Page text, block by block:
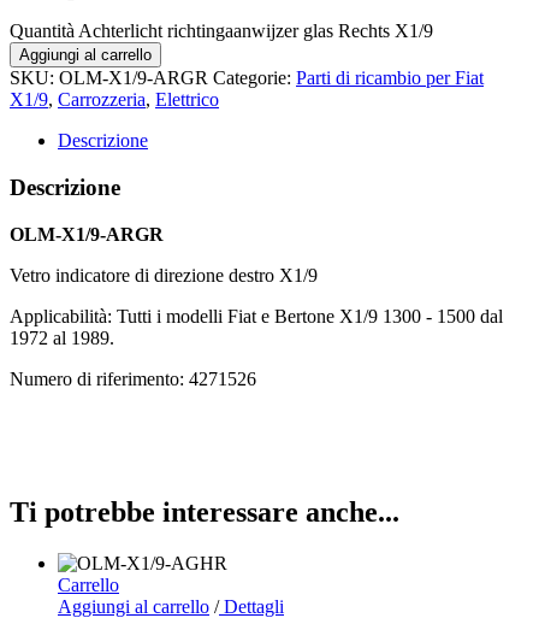
Quantità Achterlicht richtingaanwijzer glas Rechts X1/9
Aggiungi al carrello
SKU: OLM-X1/9-ARGR Categorie: Parti di ricambio per Fiat
X1/9, Carrozzeria, Elettrico
Descrizione
Descrizione
OLM-X1/9-ARGR
Vetro indicatore di direzione destro X1/9
Applicabilità: Tutti i modelli Fiat e Bertone X1/9 1300 - 1500 dal
1972 al 1989.
Numero di riferimento: 4271526
Ti potrebbe interessare anche...
Carrello
Aggiungi al carrello /Dettagli